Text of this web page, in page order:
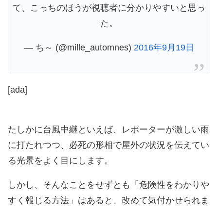
て、こっちのほうが視聴者に分かりやすいと思っ
た。
— ち～ (@mille_automnes) 2016年9月19日
[ada]
たしかに台風中継といえば、レポーターが激しい雨
に打たれつつ、必死の形相で屋外の状況を伝えてい
る光景をよく目にします。
しかし、そんなことをせずとも「危険性をわかりや
すく報じる方法」はあると、改めて気付かせられま